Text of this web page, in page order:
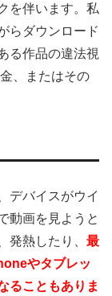
を伴います。私
らダウンロード
る作品の違法視
、またはその
デバイスがウイ
動画を見ようと
発熱したり、 最
やタブレッ
ることもありま